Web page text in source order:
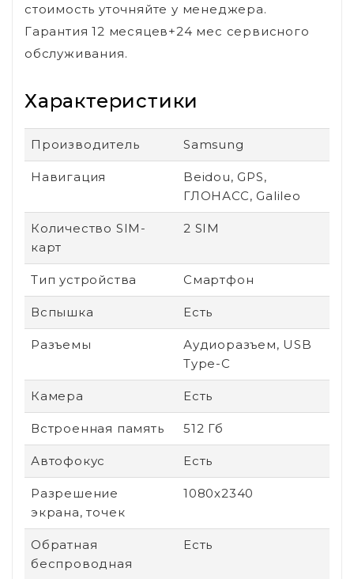
стоимость уточняйте у менеджера.
Гарантия 12 месяцев+24 мес сервисного
обслуживания.
Характеристики
Производитель Samsung
Навигация
Beidou, GPS,
ГЛОНАСС, Galileo
Количество SIM-
карт
2 SIM
Тип устройства Смартфон
Вспышка Есть
Разъемы
Аудиоразъем, USB
Type-C
Камера Есть
Встроенная память 512 Гб
Автофокус Есть
Разрешение
экрана, точек
1080х2340
Обратная
беспроводная
Есть